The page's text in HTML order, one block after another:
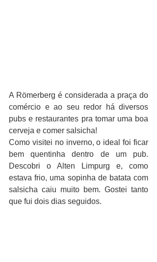
A Römerberg é considerada a praça do
comércio e ao seu redor há diversos
pubs e restaurantes pra tomar uma boa
cerveja e comer salsicha!
Como visitei no inverno, o ideal foi ficar
bem quentinha dentro de um pub.
Descobri o Alten Limpurg e, como
estava frio, uma sopinha de batata com
salsicha caiu muito bem. Gostei tanto
que fui dois dias seguidos.